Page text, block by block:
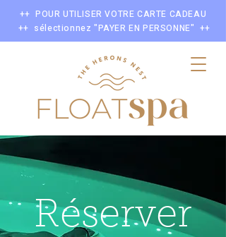
++ POUR UTILISER VOTRE CARTE CADEAU
++ sélectionnez "PAYER EN PERSONNE" ++
Réserver